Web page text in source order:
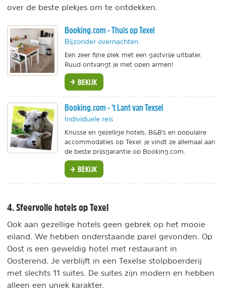
over de beste plekjes om te ontdekken.
Booking.com - Thuis op Texel
Bijzonder overnachten
Een zeer fijne plek met een gastvrije uitbater.
Ruud ontvangt je met open armen!
BEKIJK
Booking.com - 't Lant van Texsel
Individuele reis
Knusse en gezellige hotels, B&B's en populaire
accommodaties op Texel: je vindt ze allemaal aan
de beste prijsgarantie op Booking.com.
BEKIJK
4. Sfeervolle hotels op Texel
Ook aan gezellige hotels geen gebrek op het mooie
eiland. We hebben onderstaande parel gevonden. Op
Oost is een geweldig hotel met restaurant in
Oosterend. Je verblijft in een Texelse stolpboerderij
met slechts 11 suites. De suites zijn modern en hebben
alleen een uniek karakter.